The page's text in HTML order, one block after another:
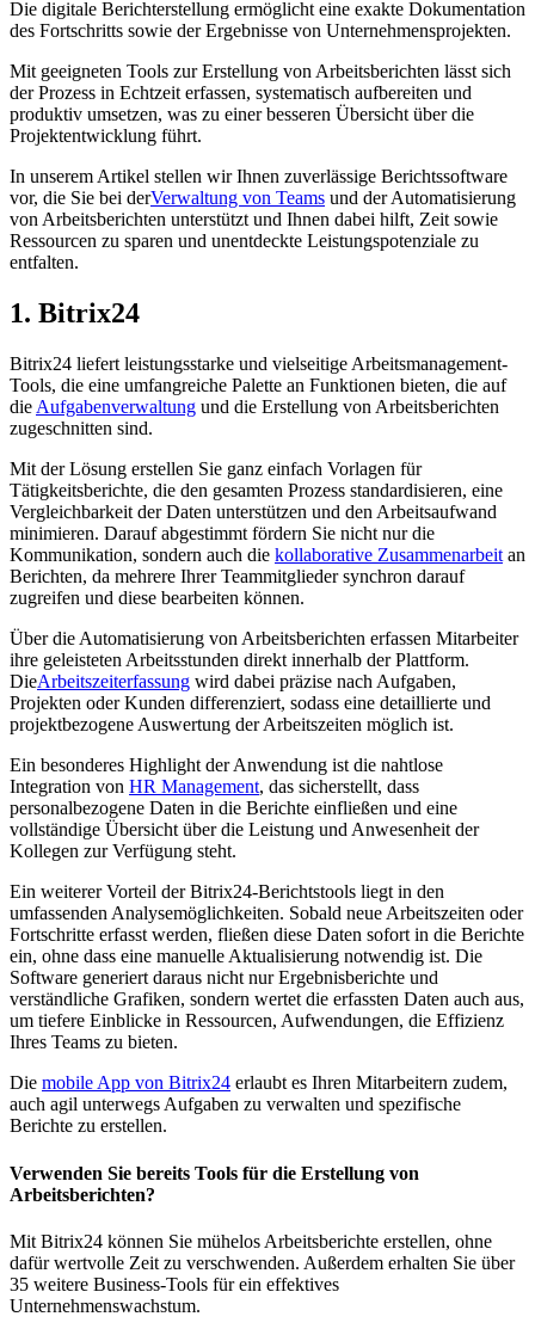
Die digitale Berichterstellung ermöglicht eine exakte Dokumentation
des Fortschritts sowie der Ergebnisse von Unternehmensprojekten.
Mit geeigneten Tools zur Erstellung von Arbeitsberichten lässt sich
der Prozess in Echtzeit erfassen, systematisch aufbereiten und
produktiv umsetzen, was zu einer besseren Übersicht über die
Projektentwicklung führt.
In unserem Artikel stellen wir Ihnen zuverlässige Berichtssoftware
vor, die Sie bei derVerwaltung von Teams und der Automatisierung
von Arbeitsberichten unterstützt und Ihnen dabei hilft, Zeit sowie
Ressourcen zu sparen und unentdeckte Leistungspotenziale zu
entfalten.
1. Bitrix24
Bitrix24 liefert leistungsstarke und vielseitige Arbeitsmanagement-
Tools, die eine umfangreiche Palette an Funktionen bieten, die auf
die Aufgabenverwaltung und die Erstellung von Arbeitsberichten
zugeschnitten sind.
Mit der Lösung erstellen Sie ganz einfach Vorlagen für
Tätigkeitsberichte, die den gesamten Prozess standardisieren, eine
Vergleichbarkeit der Daten unterstützen und den Arbeitsaufwand
minimieren. Darauf abgestimmt fördern Sie nicht nur die
Kommunikation, sondern auch die kollaborative Zusammenarbeit an
Berichten, da mehrere Ihrer Teammitglieder synchron darauf
zugreifen und diese bearbeiten können.
Über die Automatisierung von Arbeitsberichten erfassen Mitarbeiter
ihre geleisteten Arbeitsstunden direkt innerhalb der Plattform.
DieArbeitszeiterfassung wird dabei präzise nach Aufgaben,
Projekten oder Kunden differenziert, sodass eine detaillierte und
projektbezogene Auswertung der Arbeitszeiten möglich ist.
Ein besonderes Highlight der Anwendung ist die nahtlose
Integration von HR Management, das sicherstellt, dass
personalbezogene Daten in die Berichte einfließen und eine
vollständige Übersicht über die Leistung und Anwesenheit der
Kollegen zur Verfügung steht.
Ein weiterer Vorteil der Bitrix24-Berichtstools liegt in den
umfassenden Analysemöglichkeiten. Sobald neue Arbeitszeiten oder
Fortschritte erfasst werden, fließen diese Daten sofort in die Berichte
ein, ohne dass eine manuelle Aktualisierung notwendig ist. Die
Software generiert daraus nicht nur Ergebnisberichte und
verständliche Grafiken, sondern wertet die erfassten Daten auch aus,
um tiefere Einblicke in Ressourcen, Aufwendungen, die Effizienz
Ihres Teams zu bieten.
Die mobile App von Bitrix24 erlaubt es Ihren Mitarbeitern zudem,
auch agil unterwegs Aufgaben zu verwalten und spezifische
Berichte zu erstellen.
Verwenden Sie bereits Tools für die Erstellung von
Arbeitsberichten?
Mit Bitrix24 können Sie mühelos Arbeitsberichte erstellen, ohne
dafür wertvolle Zeit zu verschwenden. Außerdem erhalten Sie über
35 weitere Business-Tools für ein effektives
Unternehmenswachstum.